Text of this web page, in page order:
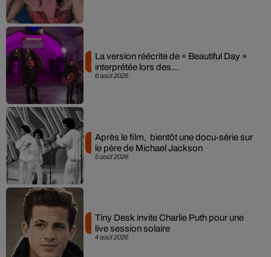
6 août 2026
La version réécrite de « Beautiful Day »
interprétée lors des...
5 août 2026
Après le film, bientôt une docu-série sur
le père de Michael Jackson
4 août 2026
Tiny Desk invite Charlie Puth pour une
live session solaire